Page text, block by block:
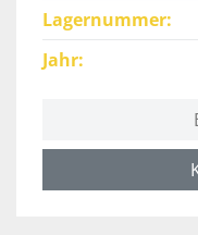
Lagernummer
Jahr